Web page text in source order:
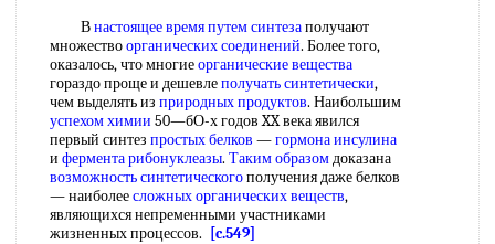
Внастоящее времяпутем синтезаполучают
множествоорганических соединений. Более того,
оказалось, что многиеорганические вещества
гораздо проще и дешевлеполучать синтетически,
чем выделять из природных продуктов. Наибольшим
успехом химии 50—бО-х годов XX века явился
первый синтез простых белков —гормона инсулина
и фермента рибонуклеазы. Таким образомдоказана
возможность синтетическогополучения даже белков
— наиболеесложных органических веществ,
являющихся непременными участниками
жизненных процессов.
[c.549]